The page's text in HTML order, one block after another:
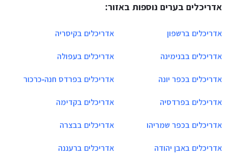
אדריכלים בערים נוספות באזור:
אדריכלים ברשפון אדריכלים בקיסריה
אדריכלים בבנימינה אדריכלים בעפולה
אדריכלים בכפר יונה אדריכלים בפרדס חנה-כרכור
אדריכלים בפרדסיה אדריכלים בקדימה
אדריכלים בכפר שמריהו אדריכלים בבצרה
אדריכלים באבן יהודה אדריכלים ברעננה